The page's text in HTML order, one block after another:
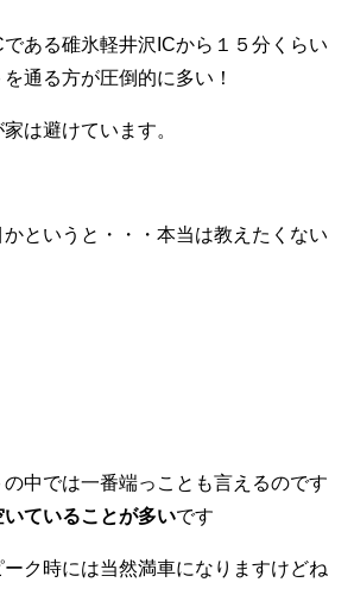
ある碓氷軽井沢ICから１５分くらい
通る方が圧倒的に多い！
は避けています。
というと・・・本当は教えたくない
中では一番端っことも言えるのです
いていることが多いです
ーク時には当然満車になりますけどね